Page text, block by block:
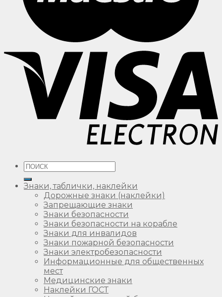
Искать:
Знаки, таблички, наклейки
Дорожные знаки (наклейки)
Запрещающие знаки
Знаки безопасности
Знаки безопасности на корабле
Знаки для инвалидов
Знаки пожарной безопасности
Знаки электробезопасности
Информационные для общественных
мест
Медицинские знаки
Наклейки ГОСТ